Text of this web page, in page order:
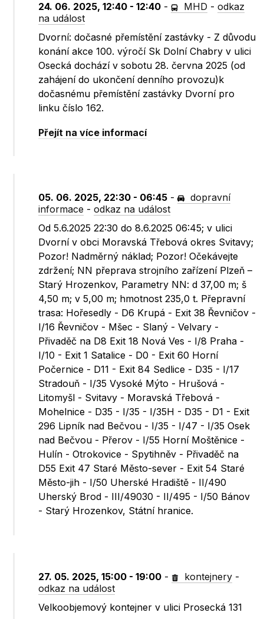
24. 06. 2025, 12:40 - 12:40 - MHD -odkaz
na událost
Dvorní: dočasné přemístění zastávky - Z důvodu
konání akce 100. výročí Sk Dolní Chabry v ulici
Osecká dochází v sobotu 28. června 2025 (od
zahájení do ukončení denního provozu)k
dočasnému přemístění zastávky Dvorní pro
linku číslo 162.
Přejít na více informací
05. 06. 2025, 22:30 - 06:45 -
dopravní
informace -odkaz na událost
Od 5.6.2025 22:30 do 8.6.2025 06:45; v ulici
Dvorní v obci Moravská Třebová okres Svitavy;
Pozor! Nadměrný náklad; Pozor! Očekávejte
zdržení; NN přeprava strojního zařízení Plzeň –
Starý Hrozenkov, Parametry NN: d 37,00 m; š
4,50 m; v 5,00 m; hmotnost 235,0 t. Přepravní
trasa: Hořesedly - D6 Krupá - Exit 38 Řevničov -
I/16 Řevničov - Mšec - Slaný - Velvary -
Přivaděč na D8 Exit 18 Nová Ves - I/8 Praha -
I/10 - Exit 1 Satalice - D0 - Exit 60 Horní
Počernice - D11 - Exit 84 Sedlice - D35 - I/17
Stradouň - I/35 Vysoké Mýto - Hrušová -
Litomyšl - Svitavy - Moravská Třebová -
Mohelnice - D35 - I/35 - I/35H - D35 - D1 - Exit
296 Lipník nad Bečvou - I/35 - I/47 - I/35 Osek
nad Bečvou - Přerov - I/55 Horní Moštěnice -
Hulín - Otrokovice - Spytihněv - Přivaděč na
D55 Exit 47 Staré Město-sever - Exit 54 Staré
Město-jih - I/50 Uherské Hradiště - II/490
Uherský Brod - III/49030 - II/495 - I/50 Bánov
- Starý Hrozenkov, Státní hranice.
27. 05. 2025, 15:00 - 19:00 - kontejnery -
odkaz na událost
Velkoobjemový kontejner v ulici Prosecká 131